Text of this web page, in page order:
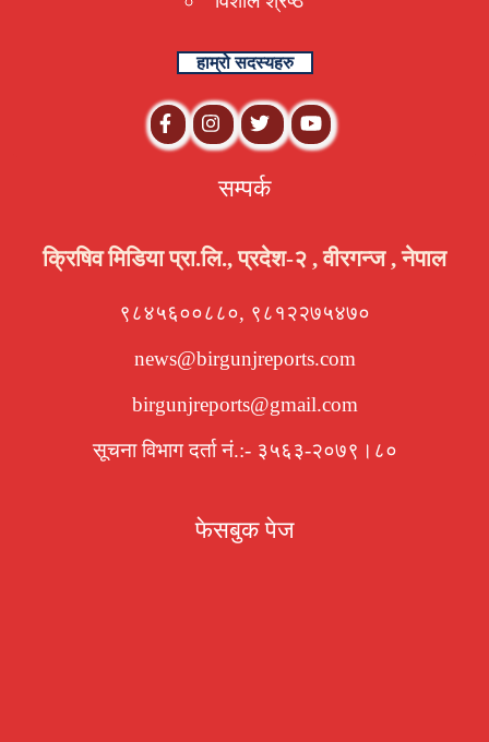
हाम्रो सदस्यहरु
सम्पर्क
क्रिषिव मिडिया प्रा.लि., प्रदेश-२ , वीरगन्ज , नेपाल
९८४५६००८८०, ९८१२२७५४७०
news@birgunjreports.com
birgunjreports@gmail.com
सूचना विभाग दर्ता नं.:- ३५६३-२०७९।८०
फेसबुक पेज